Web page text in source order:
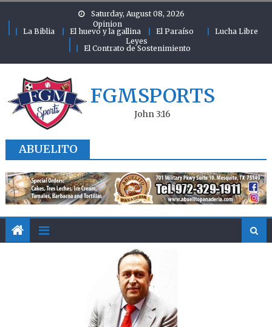
Saturday, August 08, 2026
Opinion
La Biblia
El huevo y la gallina El Paraíso
Lucha Libre
Leyes
El Contrato de Sostenimiento
FGMSPORTS
John 3:16
ABUELITO